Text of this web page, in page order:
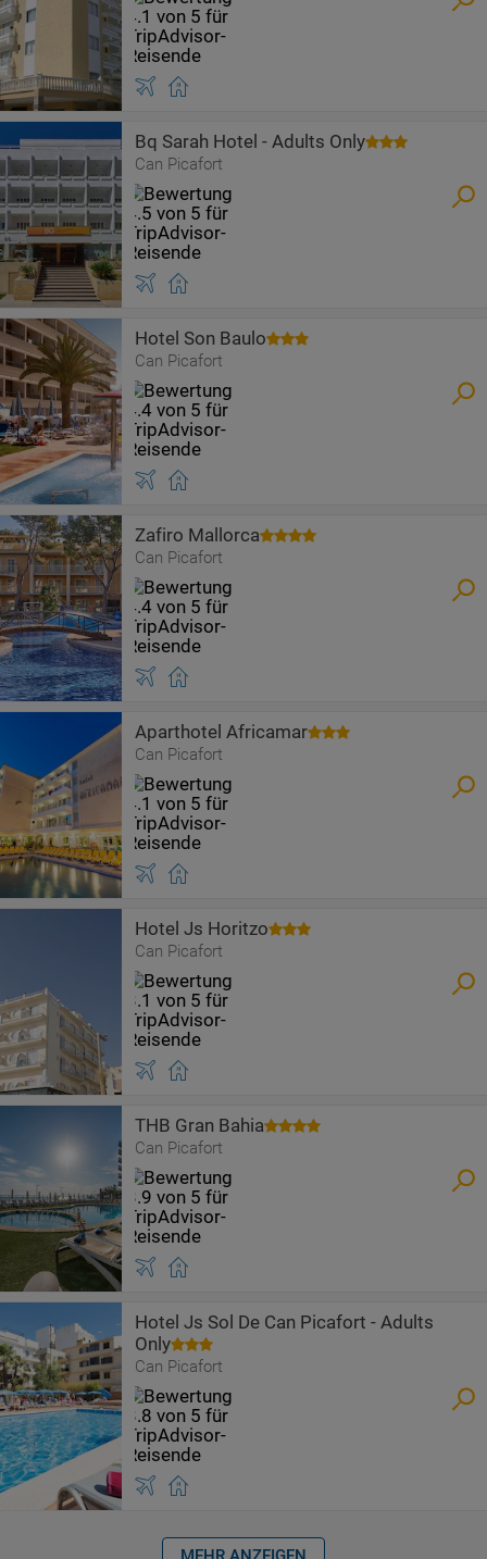
Bq Sarah Hotel - Adults Only
Can Picafort
Hotel Son Baulo
Can Picafort
Zafiro Mallorca
Can Picafort
Aparthotel Africamar
Can Picafort
Hotel Js Horitzo
Can Picafort
THB Gran Bahia
Can Picafort
Hotel Js Sol De Can Picafort - Adults
Only
Can Picafort